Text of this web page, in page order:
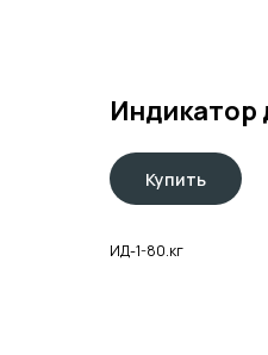
Индикатор
Купить
ИД-1-80.кг